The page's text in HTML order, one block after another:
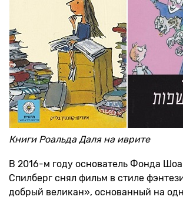
Книги Роальда Даля на иврите
В 2016-м году основатель Фонда
Спилберг снял фильм в стиле
добрый великан», основанный на